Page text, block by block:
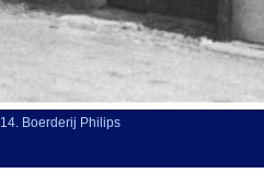
14. Boerderij Philips